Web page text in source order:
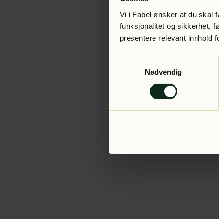
Vi i Fabel ønsker at du skal
funksjonalitet og sikkerhet,
presentere relevant innhold
Nødvendig
Application